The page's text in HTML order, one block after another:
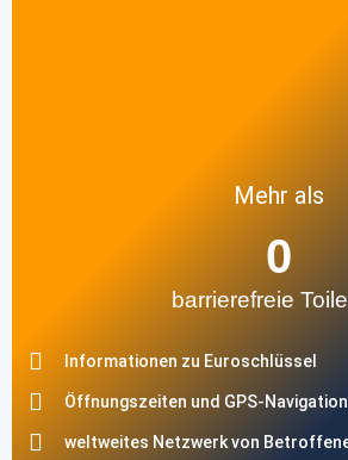
Mehr als
barrierefreie
0
Informationen zu Euroschlüssel
Öffnungszeiten und GPS-Navigation
weltweites Netzwerk von